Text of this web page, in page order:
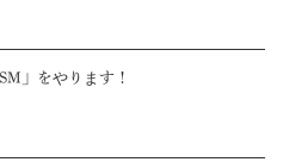
」をやります！